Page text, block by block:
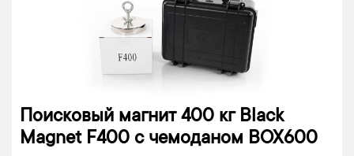
Поисковый магнит 400 кг Black
Magnet F400 c чемоданом BOX600